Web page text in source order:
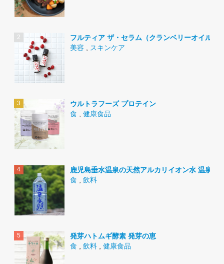
フルティア ザ・セラム（クランベリーオイル）
美容
スキンケア
ウルトラフーズ プロテイン
食
健康食品
鹿児島垂水温泉の天然アルカリイオン水 温泉水
食
飲料
発芽ハトムギ酵素 発芽の恵
食
飲料 健康食品